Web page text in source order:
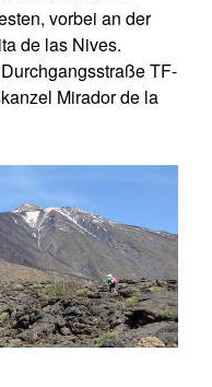
vorbei an der
de las Nives.
TF-
Mirador de la